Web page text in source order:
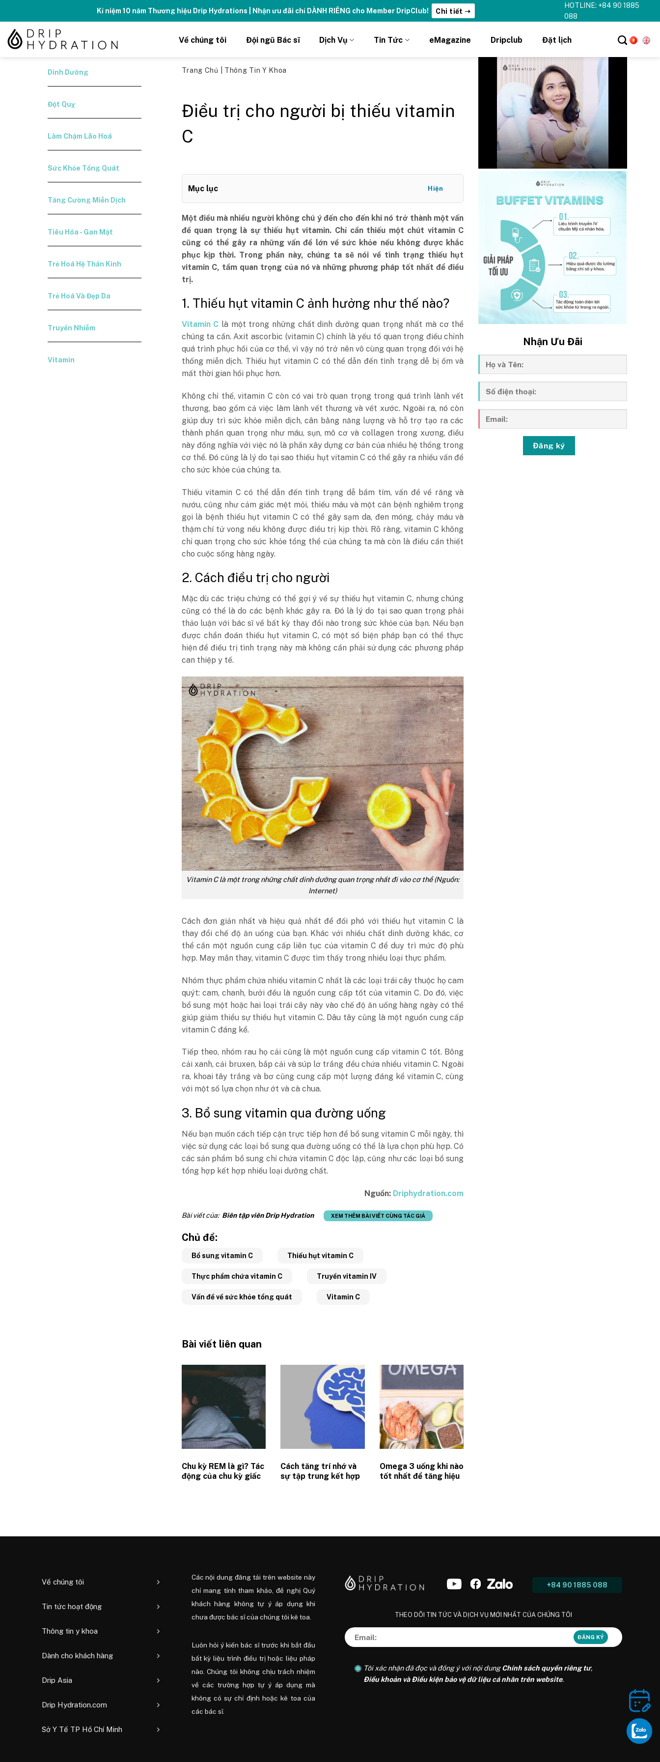
content
Kỉ niệm 10 năm Thương hiệu Drip Hydrations | Nhận ưu đãi chỉ DÀNH RIÊNG cho Member DripClub! Chi tiết ➝
HOTLINE: +84 90 1885
088
Về chúng tôi Đội ngũ Bác sĩ Dịch Vụ Tin Tức eMagazine Dripclub Đặt lịch
Dinh Dưỡng
Đột Quỵ
Làm Chậm Lão Hoá
Sức Khỏe Tổng Quát
Tăng Cường Miễn Dịch
Tiêu Hóa - Gan Mật
Trẻ Hoá Hệ Thần Kinh
Trẻ Hoá Và Đẹp Da
Truyền Nhiễm
Vitamin
Trang Chủ Thông Tin Y Khoa
Điều trị cho người bị thiếu vitamin
C
Mục lục Hiện
Một điều mà nhiều người không chú ý đến cho đến khi nó trở thành một vấn
đề quan trọng là sự thiếu hụt vitamin. Chỉ cần thiếu một chút vitamin C
cũng có thể gây ra những vấn đề lớn về sức khỏe nếu không được khắc
phục kịp thời. Trong phần này, chúng ta sẽ nói về tình trạng thiếu hụt
vitamin C, tầm quan trọng của nó và những phương pháp tốt nhất để điều
trị.
1. Thiếu hụt vitamin C ảnh hưởng như thế nào?
Vitamin C là một trong những chất dinh dưỡng quan trọng nhất mà cơ thể
chúng ta cần. Axit ascorbic (vitamin C) chính là yếu tố quan trọng điều chỉnh
quá trình phục hồi của cơ thể, vì vậy nó trở nên vô cùng quan trọng đối với hệ
thống miễn dịch. Thiếu hụt vitamin C có thể dẫn đến tình trạng dễ bị ốm và
mất thời gian hồi phục hơn.
Không chỉ thế, vitamin C còn có vai trò quan trọng trong quá trình lành vết
thương, bao gồm cả việc làm lành vết thương và vết xước. Ngoài ra, nó còn
giúp duy trì sức khỏe miễn dịch, cân bằng năng lượng và hỗ trợ tạo ra các
thành phần quan trọng như máu, sụn, mô cơ và collagen trong xương, điều
này đồng nghĩa với việc nó là phần xây dựng cơ bản của nhiều hệ thống trong
cơ thể. Đó cũng là lý do tại sao thiếu hụt vitamin C có thể gây ra nhiều vấn đề
cho sức khỏe của chúng ta.
Thiếu vitamin C có thể dẫn đến tình trạng dễ bầm tím, vấn đề về răng và
nướu, cũng như cảm giác mệt mỏi, thiếu máu và một căn bệnh nghiêm trọng
gọi là bệnh thiếu hụt vitamin C có thể gây sạm da, đen móng, chảy máu và
thậm chí tử vong nếu không được điều trị kịp thời. Rõ ràng, vitamin C không
chỉ quan trọng cho sức khỏe tổng thể của chúng ta mà còn là điều cần thiết
cho cuộc sống hàng ngày.
2. Cách điều trị cho người
Mặc dù các triệu chứng có thể gợi ý về sự thiếu hụt vitamin C, nhưng chúng
cũng có thể là do các bệnh khác gây ra. Đó là lý do tại sao quan trọng phải
thảo luận với bác sĩ về bất kỳ thay đổi nào trong sức khỏe của bạn. Nếu bạn
được chẩn đoán thiếu hụt vitamin C, có một số biện pháp bạn có thể thực
hiện để điều trị tình trạng này mà không cần phải sử dụng các phương pháp
can thiệp y tế.
Vitamin C là một trong những chất dinh dưỡng quan trọng nhất đi vào cơ thể (Nguồn:
Internet)
Cách đơn giản nhất và hiệu quả nhất để đối phó với thiếu hụt vitamin C là
thay đổi chế độ ăn uống của bạn. Khác với nhiều chất dinh dưỡng khác, cơ
thể cần một nguồn cung cấp liên tục của vitamin C để duy trì mức độ phù
hợp. May mắn thay, vitamin C được tìm thấy trong nhiều loại thực phẩm.
Nhóm thực phẩm chứa nhiều vitamin C nhất là các loại trái cây thuộc họ cam
quýt: cam, chanh, bưởi đều là nguồn cung cấp tốt của vitamin C. Do đó, việc
bổ sung một hoặc hai loại trái cây này vào chế độ ăn uống hàng ngày có thể
giúp giảm thiểu sự thiếu hụt vitamin C. Dâu tây cũng là một nguồn cung cấp
vitamin C đáng kể.
Tiếp theo, nhóm rau họ cải cũng là một nguồn cung cấp vitamin C tốt. Bông
cải xanh, cải bruxen, bắp cải và súp lơ trắng đều chứa nhiều vitamin C. Ngoài
ra, khoai tây trắng và bơ cũng cung cấp một lượng đáng kể vitamin C, cùng
với một số lựa chọn như ớt và cà chua.
3. Bổ sung vitamin qua đường uống
Nếu bạn muốn cách tiếp cận trực tiếp hơn để bổ sung vitamin C mỗi ngày, thì
việc sử dụng các loại bổ sung qua đường uống có thể là lựa chọn phù hợp. Có
các sản phẩm bổ sung chỉ chứa vitamin C độc lập, cũng như các loại bổ sung
tổng hợp kết hợp nhiều loại dưỡng chất.
Nguồn: Driphydration.com
Bài viết của: Biên tập viên Drip Hydration XEM THÊM BÀI VIẾT CÙNG TÁC GIẢ
Chủ đề:
Bổ sung vitamin C Thiếu hụt vitamin C
Thực phẩm chứa vitamin C Truyền vitamin IV
Vấn đề về sức khỏe tổng quát Vitamin C
Bài viết liên quan
Chu kỳ REM là gì? Tác
động của chu kỳ giấc
Cách tăng trí nhớ và
sự tập trung kết hợp
Omega 3 uống khi nào
tốt nhất để tăng hiệu
Nhận Ưu Đãi
Đăng ký
Về chúng tôi
Tin tức hoạt động
Thông tin y khoa
Dành cho khách hàng
Drip Asia
Drip Hydration.com
Sở Y Tế TP Hồ Chí Minh
Các nội dung đăng tải trên website này
chỉ mang tính tham khảo, đề nghị Quý
khách hàng không tự ý áp dụng khi
chưa được bác sĩ của chúng tôi kê toa.
Luôn hỏi ý kiến ​​bác sĩ trước khi bắt đầu
bất kỳ liệu trình điều trị hoặc liệu pháp
nào. Chúng tôi không chịu trách nhiệm
về các trường hợp tự ý áp dụng mà
không có sự chỉ định hoặc kê toa của
các bác sĩ.
+84 90 1885 088
THEO DÕI TIN TỨC VÀ DỊCH VỤ MỚI NHẤT CỦA CHÚNG TÔI
Tôi xác nhận đã đọc và đồng ý với nội dungChính sách quyền riêng tư,
Điều khoản và Điều kiện bảo vệ dữ liệu cá nhân trên website.